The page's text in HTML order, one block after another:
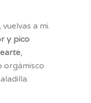
a mi.
y pico
,
orgámisco